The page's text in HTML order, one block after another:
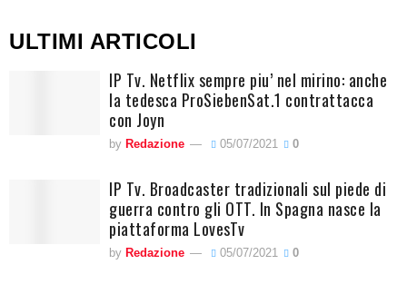
ULTIMI ARTICOLI
IP Tv. Netflix sempre piu’ nel mirino: anche
la tedesca ProSiebenSat.1 contrattacca
con Joyn
by Redazione 05/07/2021 0
IP Tv. Broadcaster tradizionali sul piede di
guerra contro gli OTT. In Spagna nasce la
piattaforma LovesTv
by Redazione 05/07/2021 0